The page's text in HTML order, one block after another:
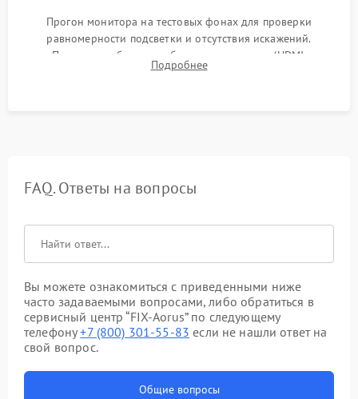
Прогон монитора на тестовых фонах для проверки
равномерности подсветки и отсутствия искажений.
Проверка работоспособности всех портов (HDMI,
DisplayPort, VGA) и кнопок управления под нагрузкой в
Подробнее
FAQ. Ответы на вопросы
Вы можете ознакомиться с приведенными ниже
часто задаваемыми вопросами, либо обратиться в
сервисный центр “FIX-Aorus” по следующему
телефону+7 (800) 301-55-83 если не нашли ответ на
свой вопрос.
Общие вопросы